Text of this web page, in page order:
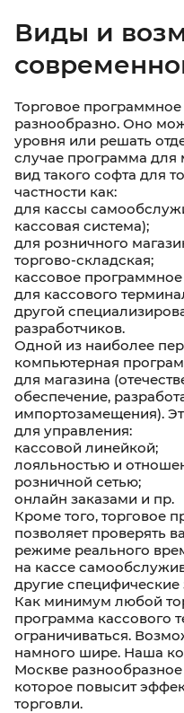
Виды и
Торговое
разнообразно. Оно
уровня или решать
случае программа для
вид такого софта для
частности как:
для кассы
кассовая система);
для розничного
торгово-складская;
кассовое
для кассового
другой
разработчиков.
Одной из наиболее
компьютерная
для магазина
обеспечение,
импортозамещения).
для управления:
кассовой линейкой;
лояльностью и
розничной сетью;
онлайн заказами и пр.
Кроме того, торговое
позволяет проверять
режиме реального
на кассе
другие специфические
Как минимум любой
программа кассового
ограничиваться.
намного шире. Наша
Москве
которое повысит
торговли.